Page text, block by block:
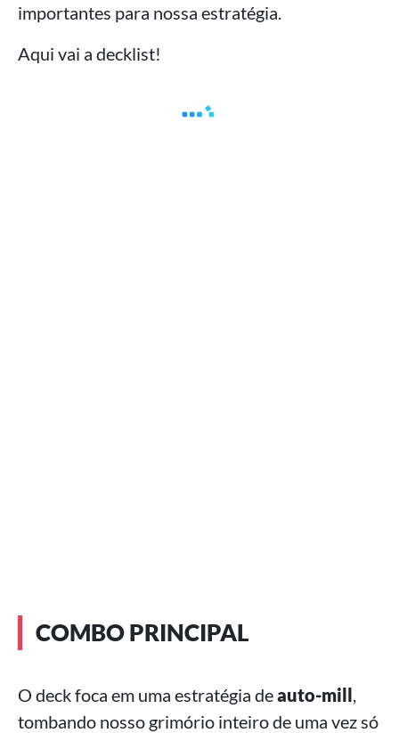
importantes para nossa estratégia.
Aqui vai a decklist!
COMBO PRINCIPAL
O deck foca em uma estratégia deauto-mill,
tombando nosso grimório inteiro de uma vez só